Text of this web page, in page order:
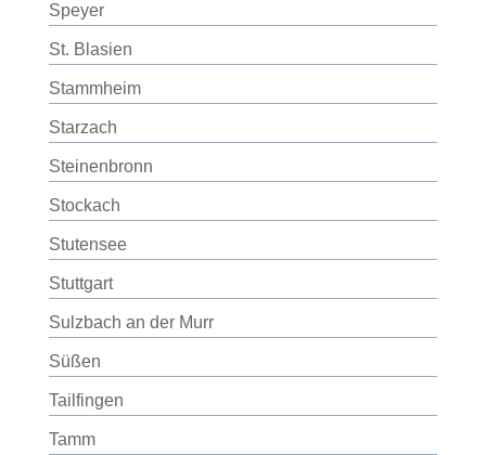
Speyer
St. Blasien
Stammheim
Starzach
Steinenbronn
Stockach
Stutensee
Stuttgart
Sulzbach an der Murr
Süßen
Tailfingen
Tamm